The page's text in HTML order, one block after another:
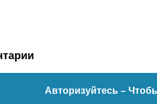
Авторизуйтесь –